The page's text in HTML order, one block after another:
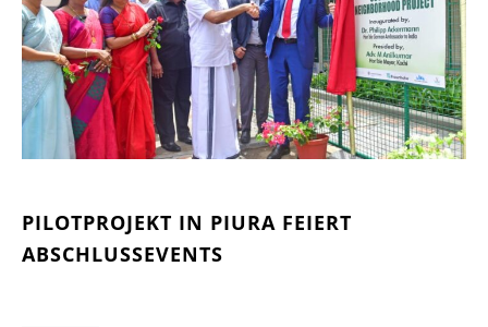
PILOTPROJEKT IN PIURA FEIERT
ABSCHLUSSEVENTS